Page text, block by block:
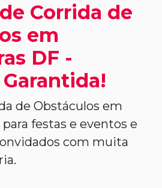
Corrida de
em
DF -
de Obstáculos em
festas e eventos e
com muita